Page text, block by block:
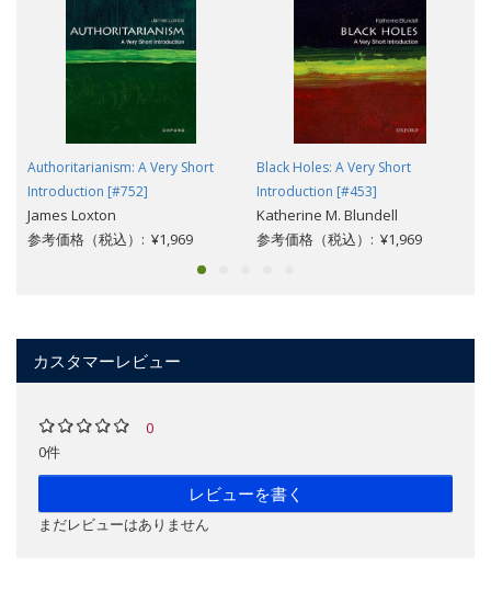
Authoritarianism: A Very Short
Introduction [#752]
James Loxton
参考価格（税込）: ¥1,969
Black Holes: A Very Short
Introduction [#453]
Katherine M. Blundell
参考価格（税込）: ¥1,969
カスタマーレビュー
0
0件
レビューを書く
まだレビューはありません